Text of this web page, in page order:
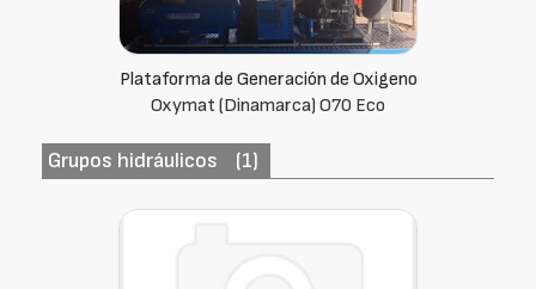
Plataforma de Generación de Oxigeno
Oxymat (Dinamarca) O70 Eco
Grupos hidráulicos (1)